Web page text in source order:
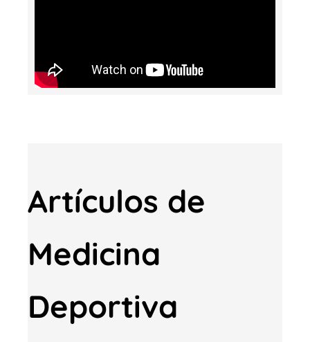
Artículos de
Medicina
Deportiva